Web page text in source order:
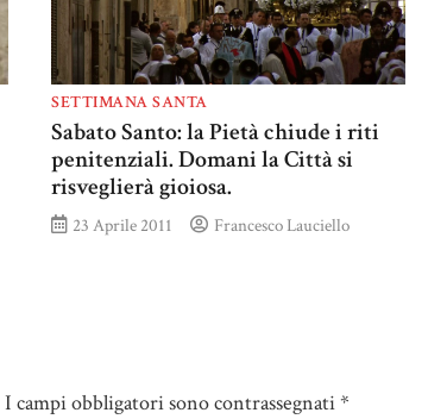
SETTIMANA SANTA
Sabato Santo: la Pietà chiude i riti
penitenziali. Domani la Città si
risveglierà gioiosa.
23 Aprile 2011 Francesco Lauciello
I campi obbligatori sono contrassegnati*